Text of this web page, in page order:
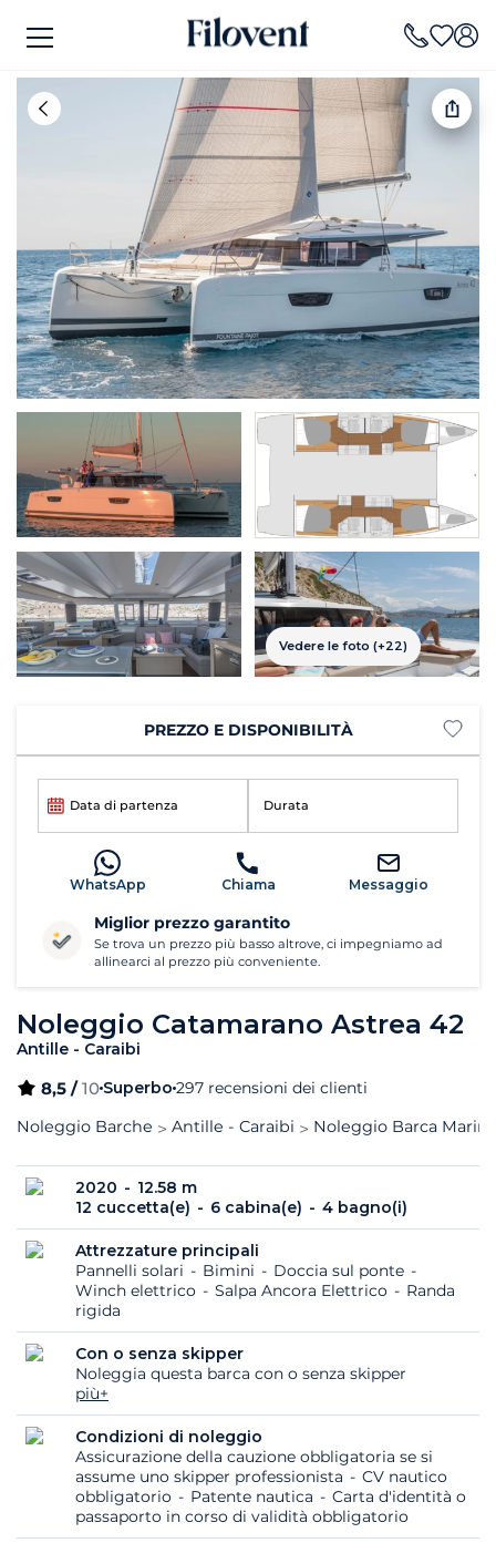
Vedere le foto (+22)
Noleggio Catamarano Astrea 42
Antille - Caraibi
8,5 /10 Superbo 297 recensioni dei clienti
Noleggio Barche
Antille - Caraibi Noleggio Barca
2020
12.58 m
12 cuccetta(e)
6 cabina(e) 4 bagno(i)
Attrezzature principali
Pannelli solari
Bimini
Doccia sul ponte
Winch elettrico
Salpa Ancora Elettrico
Randa
rigida
Con o senza skipper
Noleggia questa barca con o senza skipper
più+
Condizioni di noleggio
Assicurazione della cauzione obbligatoria se si
assume uno skipper professionista
CV nautico
obbligatorio
Patente nautica
Carta d'identità o
passaporto in corso di validità obbligatorio
PREZZO E DISPONIBILITÀ
Data di partenza Durata
WhatsApp Chiama Messaggio
Miglior prezzo garantito
Se trova un prezzo più basso altrove, ci impegniamo ad
allinearci al prezzo più conveniente.